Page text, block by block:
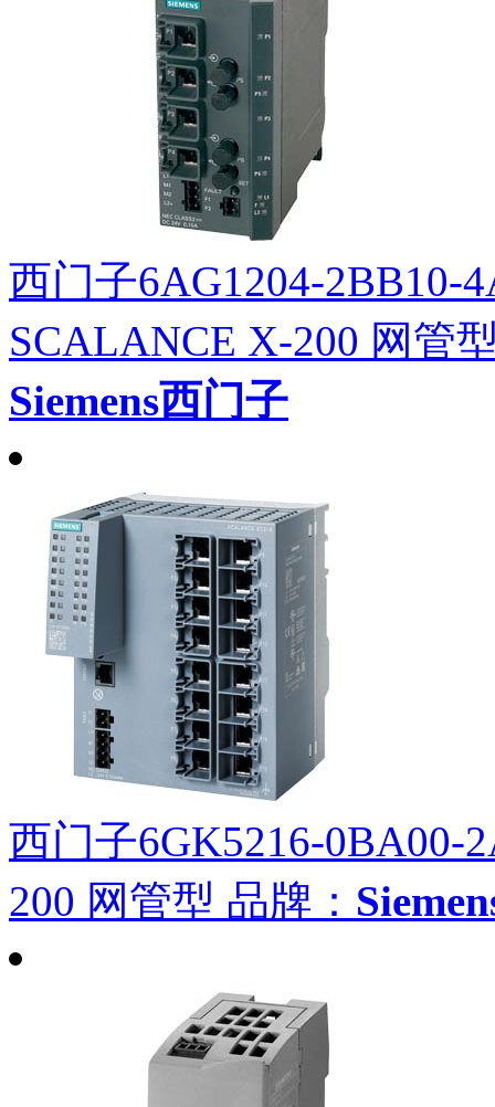
西门子6AG1204-2BB10-
SCALANCE X-200 网管
Siemens西门子
西门子6GK5216-0BA00-
200 网管型 品牌：